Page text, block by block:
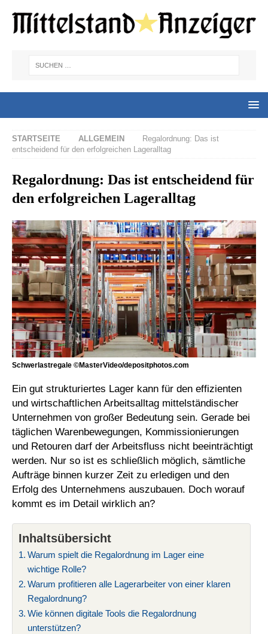
STARTSEITE ALLGEMEIN
Regalordnung: Das ist
entscheidend für den erfolgreichen Lageralltag
Regalordnung: Das ist entscheidend für
den erfolgreichen Lageralltag
Schwerlastregale ©MasterVideo/depositphotos.com
Ein gut strukturiertes Lager kann für den effizienten
und wirtschaftlichen Arbeitsalltag mittelständischer
Unternehmen von großer Bedeutung sein. Gerade bei
täglichen Warenbewegungen, Kommissionierungen
und Retouren darf der Arbeitsfluss nicht beeinträchtigt
werden. Nur so ist es schließlich möglich, sämtliche
Aufträge binnen kurzer Zeit zu erledigen und den
Erfolg des Unternehmens auszubauen. Doch worauf
kommt es im Detail wirklich an?
Inhaltsübersicht
Warum spielt die Regalordnung im Lager eine
wichtige Rolle?
Warum profitieren alle Lagerarbeiter von einer klaren
Regalordnung?
Wie können digitale Tools die Regalordnung
unterstützen?